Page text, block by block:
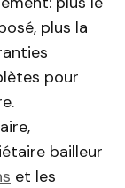
plus la
pour
bailleur
et les